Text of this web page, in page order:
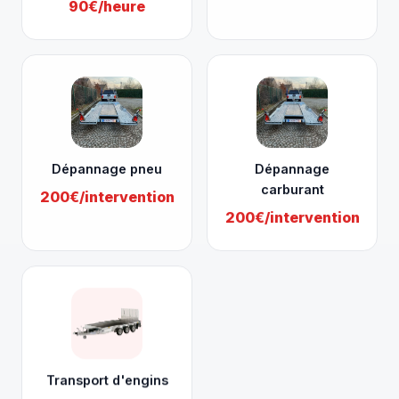
90€/heure
Dépannage pneu
200€/intervention
Dépannage
carburant
200€/intervention
Transport d'engins